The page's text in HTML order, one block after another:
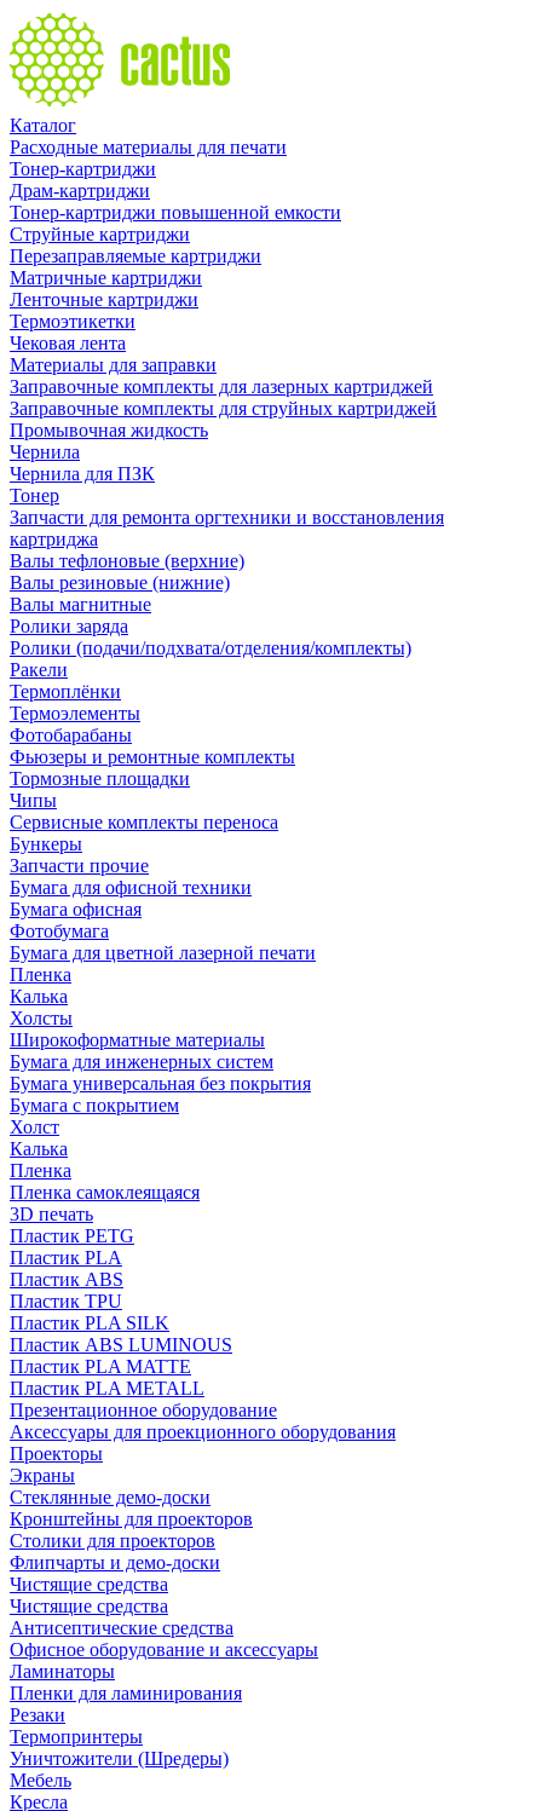
Каталог
Расходные материалы для печати
Тонер-картриджи
Драм-картриджи
Тонер-картриджи повышенной емкости
Струйные картриджи
Перезаправляемые картриджи
Матричные картриджи
Ленточные картриджи
Термоэтикетки
Чековая лента
Материалы для заправки
Заправочные комплекты для лазерных картриджей
Заправочные комплекты для струйных картриджей
Промывочная жидкость
Чернила
Чернила для ПЗК
Тонер
Запчасти для ремонта оргтехники и восстановления
картриджа
Валы тефлоновые (верхние)
Валы резиновые (нижние)
Валы магнитные
Ролики заряда
Ролики (подачи/подхвата/отделения/комплекты)
Ракели
Термоплёнки
Термоэлементы
Фотобарабаны
Фьюзеры и ремонтные комплекты
Тормозные площадки
Чипы
Сервисные комплекты переноса
Бункеры
Запчасти прочие
Бумага для офисной техники
Бумага офисная
Фотобумага
Бумага для цветной лазерной печати
Пленка
Калька
Холсты
Широкоформатные материалы
Бумага для инженерных систем
Бумага универсальная без покрытия
Бумага с покрытием
Холст
Калька
Пленка
Пленка самоклеящаяся
3D печать
Пластик PETG
Пластик PLA
Пластик ABS
Пластик TPU
Пластик PLA SILK
Пластик ABS LUMINOUS
Пластик PLA MATTE
Пластик PLA METALL
Презентационное оборудование
Аксессуары для проекционного оборудования
Проекторы
Экраны
Стеклянные демо-доски
Кронштейны для проекторов
Столики для проекторов
Флипчарты и демо-доски
Чистящие средства
Чистящие средства
Антисептические средства
Офисное оборудование и аксессуары
Ламинаторы
Пленки для ламинирования
Резаки
Термопринтеры
Уничтожители (Шредеры)
Мебель
Кресла